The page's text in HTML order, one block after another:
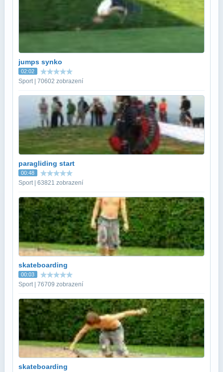
jumps synko
02:02
Sport | 70602 zobrazení
paragliding start
00:48
Sport | 63821 zobrazení
skateboarding
00:03
Sport | 76709 zobrazení
skateboarding